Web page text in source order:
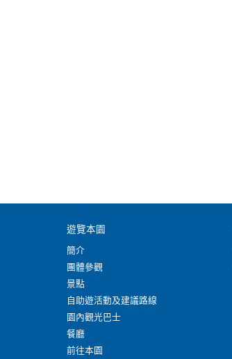
遊覽本園
簡介
團體參觀
景點
自助遊活動及建議路線
園內觀光巴士
餐廳
前往本園